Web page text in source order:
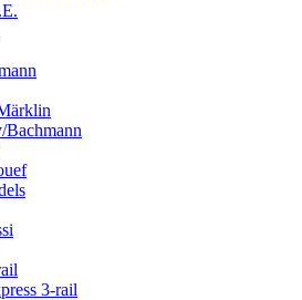
Bachmann
3-rail